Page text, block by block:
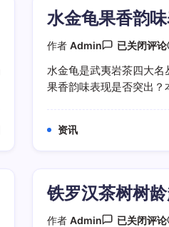
水金龟果香韵
作者 Admin
水
龟
果
香
已关闭评论
水金龟是武夷岩茶四大
果香韵味表现是否突出
资讯
铁罗汉茶树树
作者 Admin
铁
已关闭评论